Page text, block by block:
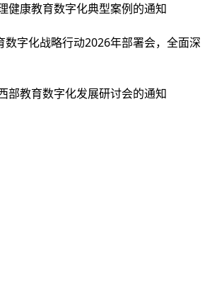
健康教育数字化典型案例的通知
数字化战略行动2026年部署会，全面深
部教育数字化发展研讨会的通知